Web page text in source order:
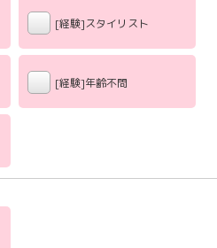
[経験]スタイリスト
[経験]年齢不問